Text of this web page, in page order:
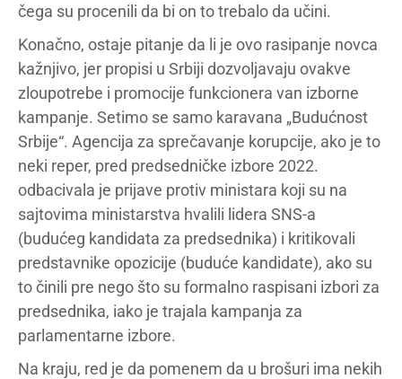
čega su procenili da bi on to trebalo da učini.
Konačno, ostaje pitanje da li je ovo rasipanje novca
kažnjivo, jer propisi u Srbiji dozvoljavaju ovakve
zloupotrebe i promocije funkcionera van izborne
kampanje. Setimo se samo karavana „Budućnost
Srbije“. Agencija za sprečavanje korupcije, ako je to
neki reper, pred predsedničke izbore 2022.
odbacivala je prijave protiv ministara koji su na
sajtovima ministarstva hvalili lidera SNS-a
(budućeg kandidata za predsednika) i kritikovali
predstavnike opozicije (buduće kandidate), ako su
to činili pre nego što su formalno raspisani izbori za
predsednika, iako je trajala kampanja za
parlamentarne izbore.
Na kraju, red je da pomenem da u brošuri ima nekih